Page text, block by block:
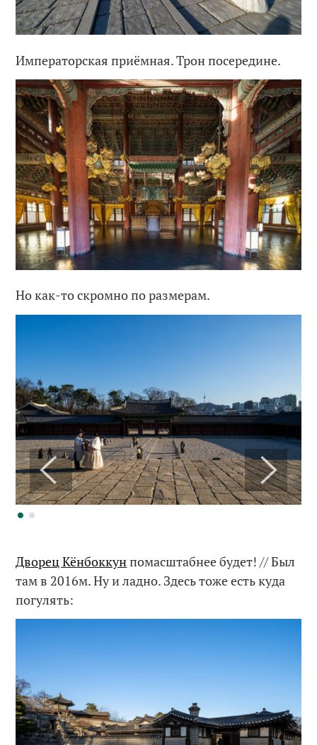
Императорская приёмная. Трон посередине.
Но как-то скромно по размерам.
Дворец Кёнбоккунпомасштабнее будет! // Был
там в 2016м. Ну и ладно. Здесь тоже есть куда
погулять: